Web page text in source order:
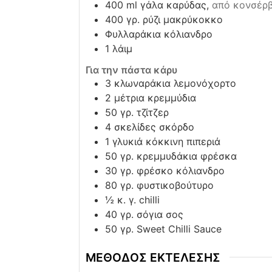
400 ml γάλα καρύδας, από
400 γρ. ρύζι μακρύκοκκο
Φυλλαράκια κόλιανδρο
1 λάιμ
Για την πάστα κάρυ
3 κλωναράκια λεμονόχορτο
2 μέτρια κρεμμύδια
50 γρ. τζίτζερ
4 σκελίδες σκόρδο
1 γλυκιά κόκκινη πιπεριά
50 γρ. κρεμμυδάκια φρέσκα
30 γρ. φρέσκο κόλιανδρο
80 γρ. φυστικοβούτυρο
½ κ. γ. chilli
40 γρ. σόγια σος
50 γρ. Sweet Chilli Sauce
ΜΕΘΟΔΟΣ ΕΚΤΕΛΕΣΗΣ